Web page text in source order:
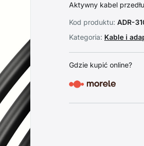
Aktywny kabel
Kod produktu: ADR-
Kategoria: Kable i
Gdzie kupić online?